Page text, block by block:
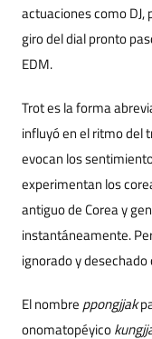
actuaciones como
giro del dial pronto
EDM.
Trot es la forma
influyó en el ritmo del
evocan los
experimentan los
antiguo de Corea y
instantáneamente.
ignorado y
El nombre ppongjjak
onomatopéyico